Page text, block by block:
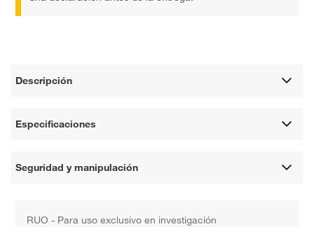
Descripción
Especificaciones
Seguridad y manipulación
RUO - Para uso exclusivo en investigación